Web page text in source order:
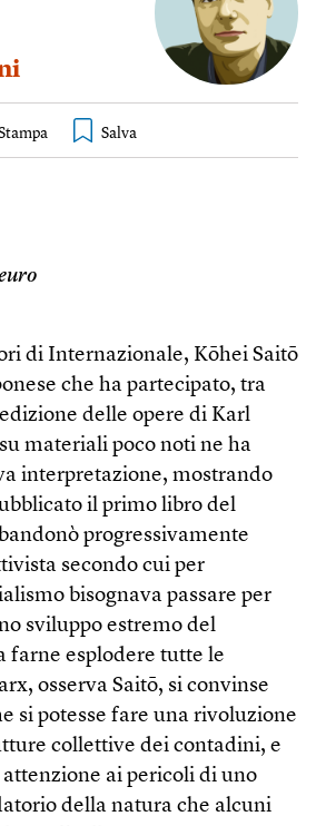
di Internazionale, Kōhei Saitō
che ha partecipato, tra
delle opere di Karl
materiali poco noti ne ha
interpretazione, mostrando
il primo libro del
progressivamente
secondo cui per
bisognava passare per
sviluppo estremo del
farne esplodere tutte le
osserva Saitō, si convinse
si potesse fare una rivoluzione
collettive dei contadini, e
ai pericoli di uno
della natura che alcuni